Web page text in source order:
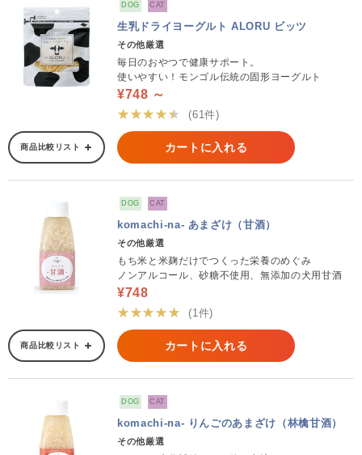
DOG CAT
生乳ドライヨーグルト ALORU ビッツ
その他厳選
毎日のおやつで健康サポート。
使いやすい！モンゴル伝統の固形ヨーグルト
¥748 ～
★★★★★
(61件)
商品比較リスト カートに入れる
DOG CAT
komachi-na- あまざけ（甘酒）
その他厳選
もち米と米麹だけでつくった栄養のめぐみ
ノンアルコール、砂糖不使用、無添加の犬用甘酒
¥748
★★★★★
(1件)
商品比較リスト カートに入れる
DOG CAT
komachi-na- りんごのあまざけ（林檎甘酒）
その他厳選